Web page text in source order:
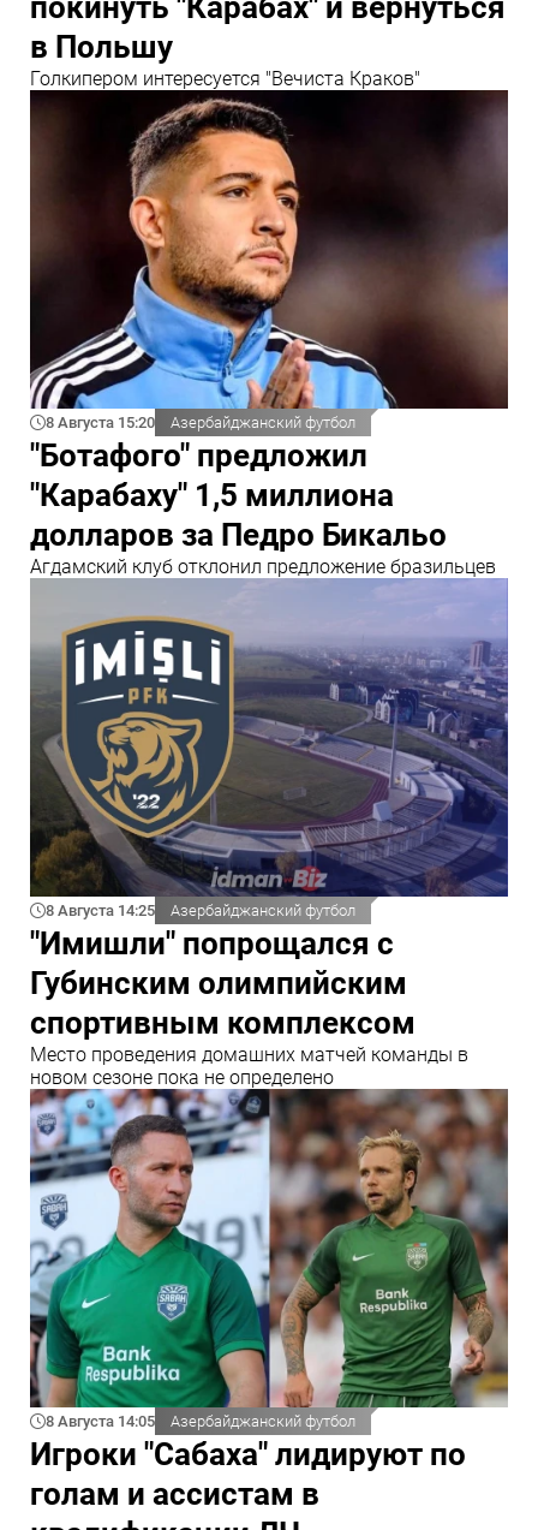
в Польшу
Голкипером интересуется "Вечиста Краков"
8 Августа 15:20 Азербайджанский футбол
"Ботафого" предложил
"Карабаху" 1,5 миллиона
долларов за Педро Бикальо
Агдамский клуб отклонил предложение бразильцев
8 Августа 14:25 Азербайджанский футбол
"Имишли" попрощался с
Губинским олимпийским
спортивным комплексом
Место проведения домашних матчей команды в
новом сезоне пока не определено
8 Августа 14:05 Азербайджанский футбол
Игроки "Сабаха" лидируют по
голам и ассистам в